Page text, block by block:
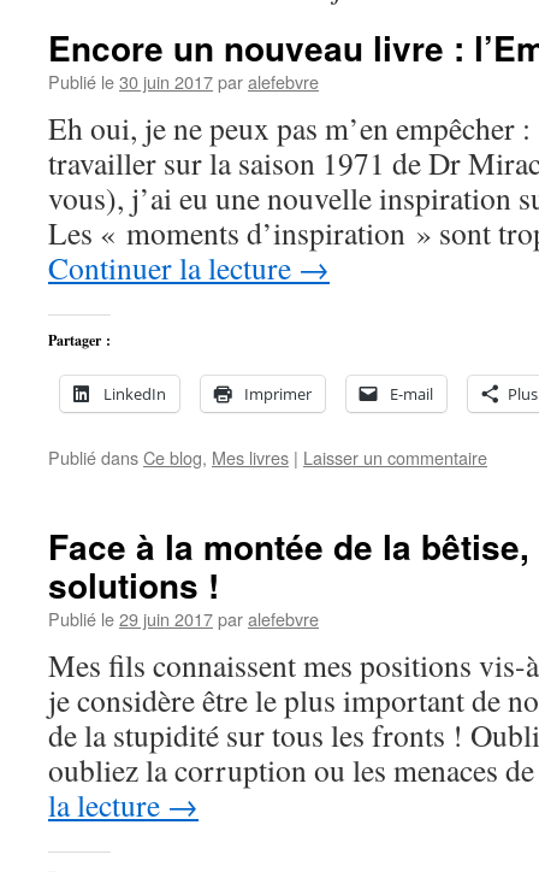
Encore un nouveau livre :
Publié le30 juin 2017paralefebvre
Eh oui, je ne peux pas m’en empêcher
travailler sur la saison 1971 de Dr
vous), j’ai eu une nouvelle inspiration
Les « moments d’inspiration » sont
Continuer la lecture →
Partager :
LinkedIn Imprimer E-mail Plus
Publié dansCe blog, Mes livres | Laisser un commentaire
Face à la montée de la
solutions !
Publié le29 juin 2017paralefebvre
Mes fils connaissent mes positions
je considère être le plus important de
de la stupidité sur tous les fronts !
oubliez la corruption ou les menaces
la lecture →